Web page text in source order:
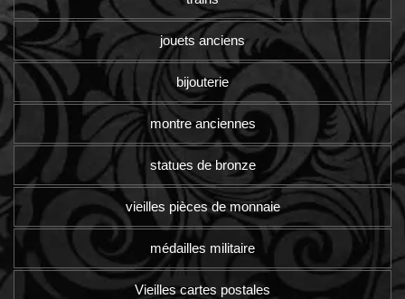
jouets anciens
bijouterie
montre anciennes
statues de bronze
vieilles pièces de monnaie
médailles militaire
Vieilles cartes postales